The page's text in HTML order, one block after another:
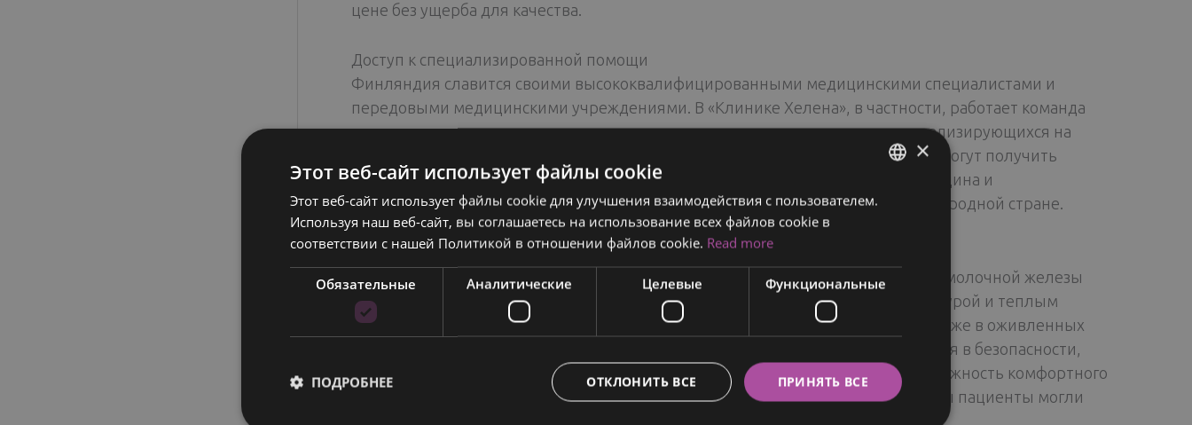
цене без ущерба для качества.
Доступ к специализированной помощи
Финляндия славится своими высококвалифицированными медицинскими специалистами и
передовыми медицинскими учреждениями. В «Клинике Хелена», в частности, работает команда
опытных и преданных своему делу хирургов, онкологов и медсестер, специализирующихся на
лечении рака молочной железы. Благодаря поездке в Финляндию пациенты могут получить
доступ к передовым методам лечения, таким как персонализированная медицина и
инновационные хирургические методы, которые могут быть недоступны в их родной стране.
Лечение и отдых в одной поездке
Помимо медицинских преимуществ, поездка в Финляндию для лечения рака молочной железы
позволяет пациентам познакомиться с природными красотами, богатой культурой и теплым
гостеприимством этой страны. Гармония природы ощущается в Финляндии даже в оживленных
городах, обеспечивая пациентам спокойную обстановку, где они чувствуют себя в безопасности,
могут расслабиться и восстановить силы. Мы в «Клинике Хелена» понимаем важность комфортного
пребывания и с радостью помогаем в организации проживания и досуга, чтобы пациенты могли
ITALIAN
×
Этот веб-сайт использует файлы cookie
Этот веб-сайт использует файлы cookie для улучшения взаимодействия с пользователем.
Используя наш веб-сайт, вы соглашаетесь на использование всех файлов cookie в
соответствии с нашей Политикой в ​​отношении файлов cookie. Read more
Обязательные Аналитические Целевые Функциональные
ПРИНЯТЬ ВСЕ
ОТКЛОНИТЬ ВСЕ
ПОДРОБНЕЕ